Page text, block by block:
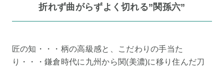
折れず曲がらずよく切れる”関孫六”
匠の知・・・柄の高級感と、こだわりの手当た
り・・・鎌倉時代に九州から関(美濃)に移り住んだ刀